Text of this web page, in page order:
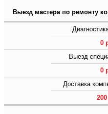
Выезд мастера по ремонту
0
Выезд
0
Доставка